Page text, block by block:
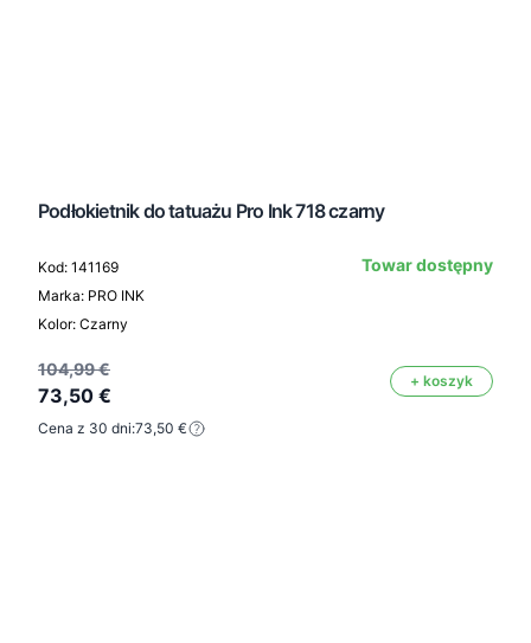
Podłokietnik do tatuażu Pro Ink 718 czarny
Kod: 141169
Marka: PRO INK
Kolor: Czarny
Towar dostępny
104,99 €
73,50 €
+ koszyk
Cena z 30 dni:73,50 €